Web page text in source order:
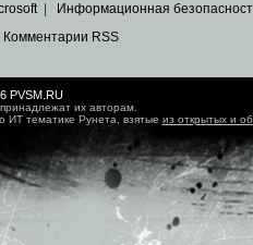
| Информационная
Комментарии RSS
PVSM.RU
их авторам.
ИТ тематике Рунета, взятые из открытых и